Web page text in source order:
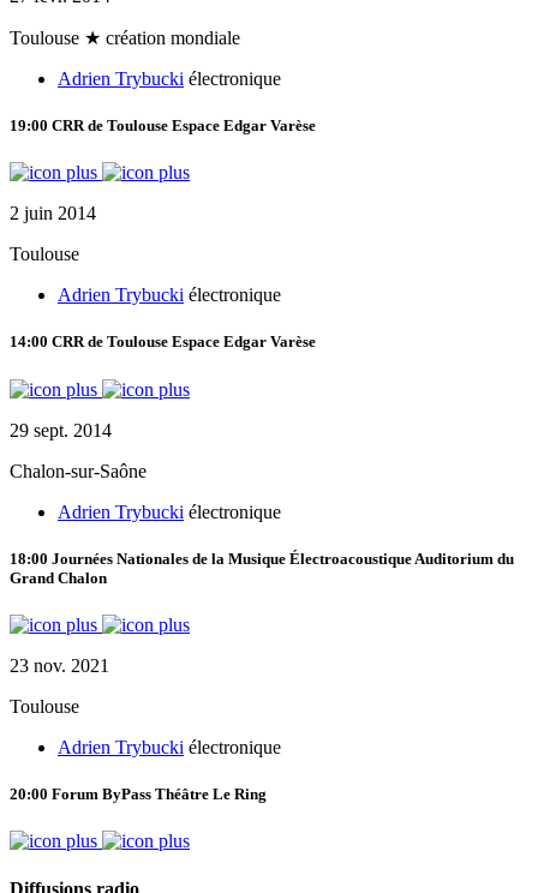
Toulouse ★ création mondiale
Adrien Trybucki électronique
19:00 CRR de Toulouse Espace Edgar Varèse
2 juin 2014
Toulouse
Adrien Trybucki électronique
14:00 CRR de Toulouse Espace Edgar Varèse
29 sept. 2014
Chalon-sur-Saône
Adrien Trybucki électronique
18:00 Journées Nationales de la Musique Électroacoustique Auditorium du
Grand Chalon
23 nov. 2021
Toulouse
Adrien Trybucki électronique
20:00 Forum ByPass Théâtre Le Ring
Diffusions radio